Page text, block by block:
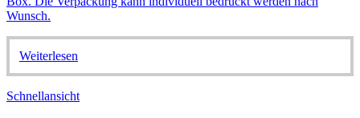
Weiterlesen
Schnellansicht